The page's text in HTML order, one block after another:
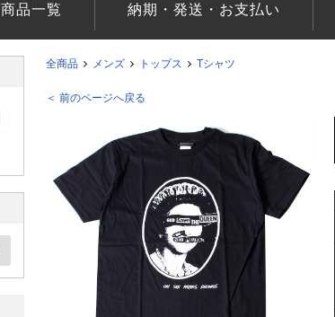
商品一覧 納期・発送・お支払い
全商品 メンズ トップス Tシャツ
＜ 前のページへ戻る